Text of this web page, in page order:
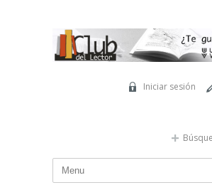
Iniciar sesión